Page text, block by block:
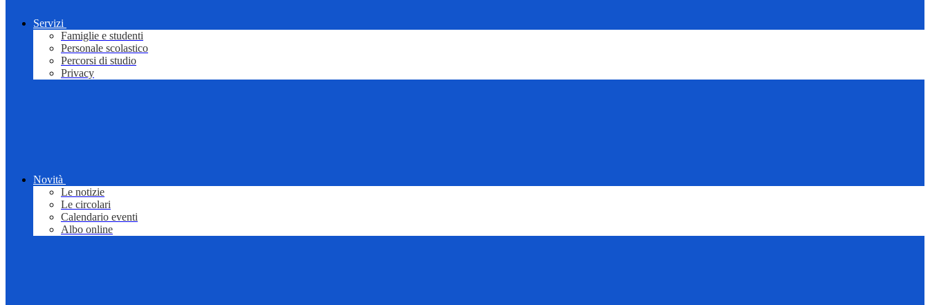
Servizi
Famiglie e studenti
Personale scolastico
Percorsi di studio
Privacy
Novità
Le notizie
Le circolari
Calendario eventi
Albo online